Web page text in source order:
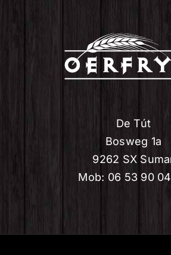
De Tút
Bosweg 1a
9262 SX
Mob: 06 53 90